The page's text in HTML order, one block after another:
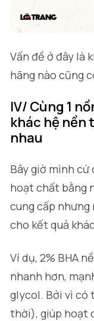
Vấn đề ở đây là
hãng nào cũng
IV/ Cùng 1
khác hệ nền
nhau
Bây giờ mình cứ
hoạt chất bằng
cung cấp nhưng
cho kết quả
Ví dụ, 2% BHA
nhanh hơn,
glycol. Bởi vì có
thời), giúp hoạt